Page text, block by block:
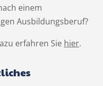
einem
Ausbildungsberuf?
erfahren Sie hier.